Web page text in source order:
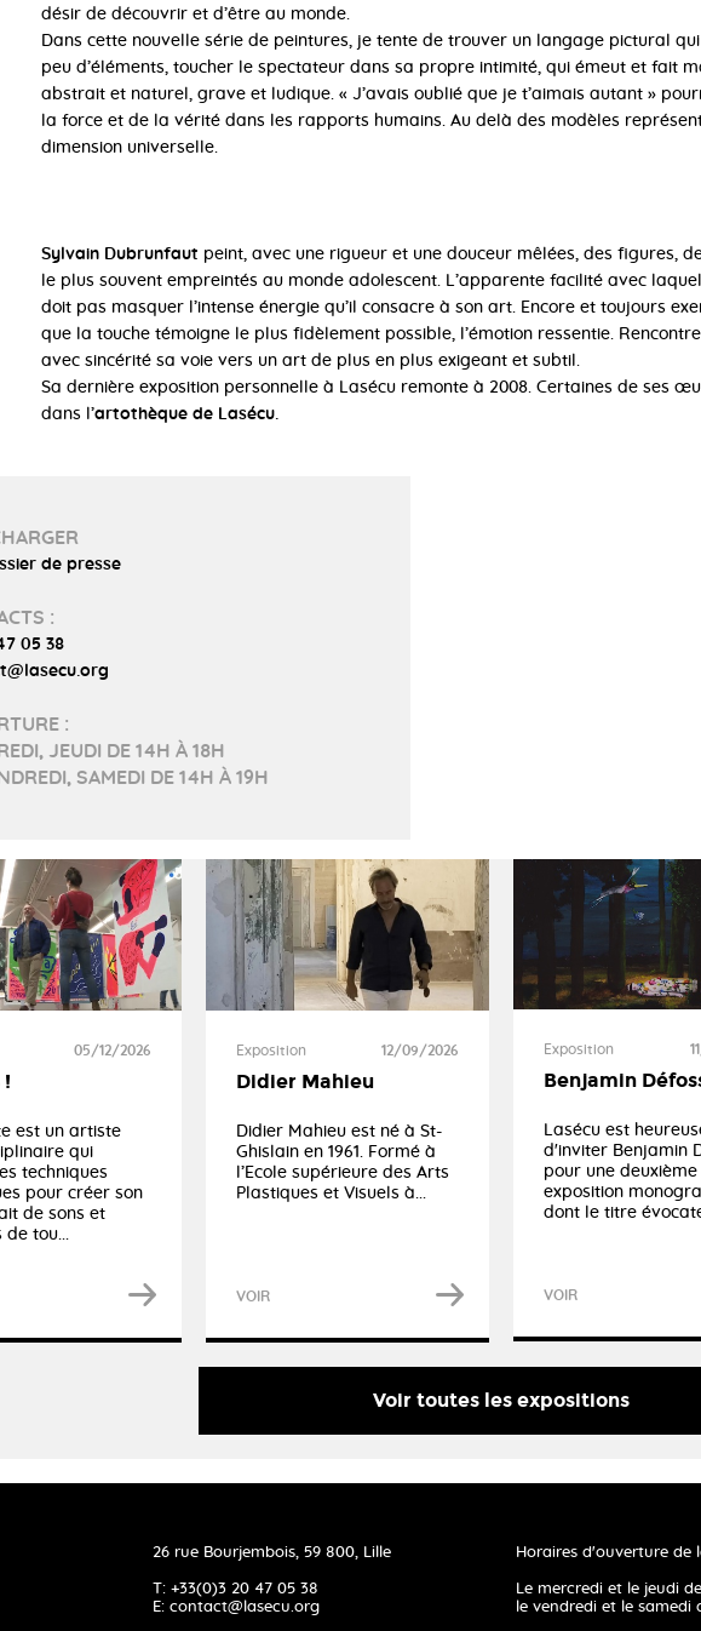
désir de découvrir et d’être au monde.
Dans cette nouvelle série de peintures, je tente de trouver un langage pictural
peu d’éléments, toucher le spectateur dans sa propre intimité, qui émeut et fait
abstrait et naturel, grave et ludique. « J’avais oublié que je t’aimais autant »
la force et de la vérité dans les rapports humains. Au delà des modèles
dimension universelle.
Sylvain Dubrunfaut peint, avec une rigueur et une douceur mêlées, des figures,
le plus souvent empreintés au monde adolescent. L’apparente facilité avec
doit pas masquer l’intense énergie qu’il consacre à son art. Encore et toujours
que la touche témoigne le plus fidèlement possible, l’émotion ressentie.
avec sincérité sa voie vers un art de plus en plus exigeant et subtil.
Sa dernière exposition personnelle à Lasécu remonte à 2008. Certaines de ses
dans l’artothèque de Lasécu.
de presse
:
05 38
:
JEUDI DE 14H À 18H
SAMEDI DE 14H À 19H
05/12/2026
!
est un artiste
qui
techniques
pour créer son
de sons et
de tou...
Exposition 12/09/2026
Didier Mahieu
Didier Mahieu est né à St-
Ghislain en 1961. Formé à
l’Ecole supérieure des Arts
Plastiques et Visuels à...
VOIR
Exposition
Benjamin
Lasécu est
d'inviter Benjamin
pour une deuxième
exposition
dont le titre
VOIR
Voir toutes les expositions
26 rue Bourjembois, 59 800, Lille
T: +33(0)3 20 47 05 38
E: contact@lasecu.org
Horaires d'ouverture de
Le mercredi et le jeudi
le vendredi et le samedi